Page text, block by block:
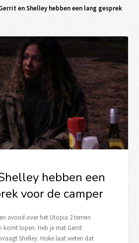
en Shelley hebben een lang gesprek
hebben een
voor de camper
avond over het Utopia 2 terrein
komt lopen. Heb je met Gerrit
Shelley. Hiske laat weten dat